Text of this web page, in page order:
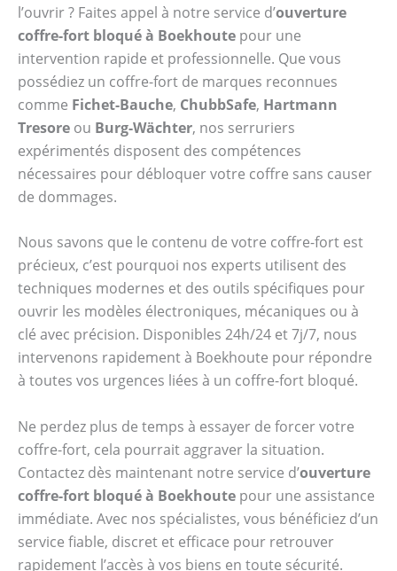
l’ouvrir ? Faites appel à notre service d’ouverture
coffre-fort bloqué à Boekhoute pour une
intervention rapide et professionnelle. Que vous
possédiez un coffre-fort de marques reconnues
comme Fichet-Bauche, ChubbSafe, Hartmann
Tresore ou Burg-Wächter, nos serruriers
expérimentés disposent des compétences
nécessaires pour débloquer votre coffre sans causer
de dommages.
Nous savons que le contenu de votre coffre-fort est
précieux, c’est pourquoi nos experts utilisent des
techniques modernes et des outils spécifiques pour
ouvrir les modèles électroniques, mécaniques ou à
clé avec précision. Disponibles 24h/24 et 7j/7, nous
intervenons rapidement à Boekhoute pour répondre
à toutes vos urgences liées à un coffre-fort bloqué.
Ne perdez plus de temps à essayer de forcer votre
coffre-fort, cela pourrait aggraver la situation.
Contactez dès maintenant notre service d’ouverture
coffre-fort bloqué à Boekhoute pour une assistance
immédiate. Avec nos spécialistes, vous bénéficiez d’un
service fiable, discret et efficace pour retrouver
rapidement l’accès à vos biens en toute sécurité.